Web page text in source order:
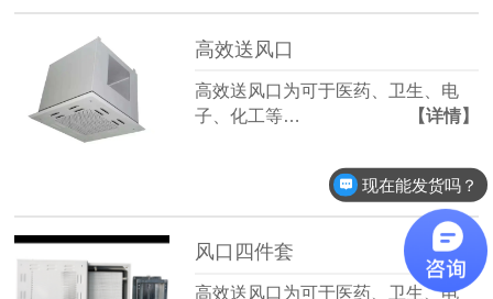
高效送风口
高效送风口为可于医药、卫生、电
子、化工等…
【详情】
风口四件套
高效送风口为可于医药、卫生、电
现在能发货吗？